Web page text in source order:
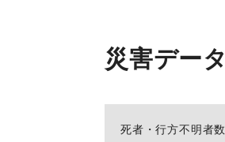
災害データ
死者・行方不明者数